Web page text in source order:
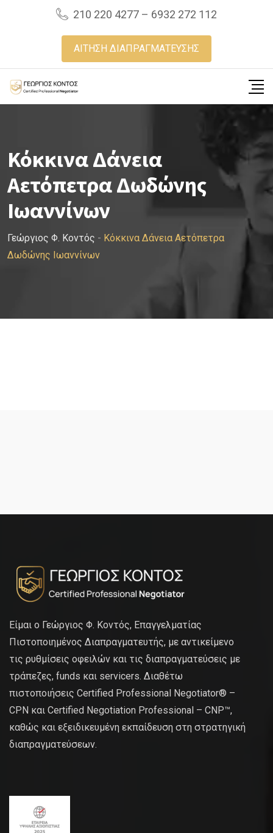
210 220 4277 – 6932 272 112
ΑΙΤΗΣΗ ΔΙΑΠΡΑΓΜΑΤΕΥΣΗΣ
Κόκκινα Δάνεια
Αετόπετρα Δωδώνης
Ιωαννίνων
Γεώργιος Φ. Κοντός - Κόκκινα Δάνεια Αετόπετρα
Δωδώνης Ιωαννίνων
Είμαι ο Γεώργιος Φ. Κοντός, Επαγγελματίας
Πιστοποιημένος Διαπραγματευτής, με αντικείμενο
τις ρυθμίσεις οφειλών και τις διαπραγματεύσεις με
τράπεζες, funds και servicers. Διαθέτω
πιστοποιήσεις Certified Professional Negotiator® –
CPN και Certified Negotiation Professional – CNP™,
καθώς και εξειδικευμένη εκπαίδευση στη στρατηγική
διαπραγματεύσεων.